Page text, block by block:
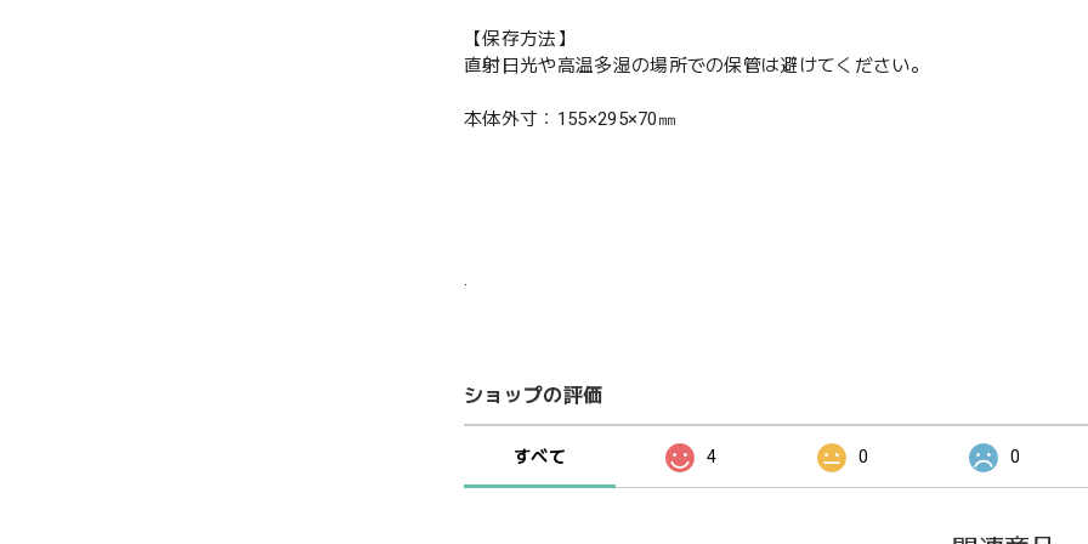
【保存方法】
直射日光や高温多湿の場所での保管は避けてください。
本体外寸：155×295×70㎜
.
ショップの評価
すべて 4 0 0